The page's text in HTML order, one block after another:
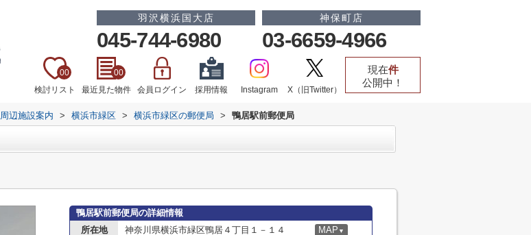
羽沢横浜国大店
045-744-6980
神保町店
03-6659-4966
検討リスト
00
最近見た物件
00
会員ログイン
採用情報 Instagram X（旧Twitter）
現在件
公開中！
周辺施設案内 > 横浜市緑区 > 横浜市緑区の郵便局 > 鴨居駅前郵便局
鴨居駅前郵便局の詳細情報
所在地
神奈川県横浜市緑区鴨居４丁目１－１４ MAP ▼